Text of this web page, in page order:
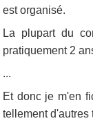
est organisé.
La plupart du
pratiquement 2
...
Et donc je m'en
tellement d'autres